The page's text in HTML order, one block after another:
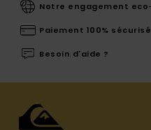
Notre engagement
Paiement 100% sécurisé
Besoin d'aide ?